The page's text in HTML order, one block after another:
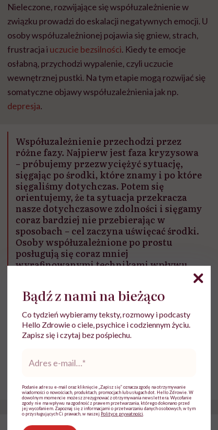
Nieleczone, rozwijające się współuzależnienie w
związku prowadzi do eskalacji negatywnych emocji. U
osoby współuzależnionej pojawia się gniew, strach,
frustracja i uczucie bezsilności. Kiedy te emocje
osłabną, przychodzi wypalenie, czyli uczucie
wewnętrznej pustki. Na tym etapie mogą rozwijać się
somatyczne objawy współuzależnienia jak np.
depresja.
Współuzależnienie przechodzi przez
różne fazy. Najpierw jest faza kryzysowa
– próbujemy przezwyciężyć sytuację,
sięgając po środki, które znamy i po które
sięgaliśmy dotychczas. Potem się
orientujemy, że ta sytuacja przekracza
nasze dotychczasowe zdolności i sięgamy
coraz bardziej nie przebierając w
sposobach – cel zaczyna uświęcać środki.
Osoby współuzależnione po prostu
posługują się coraz mniej
wyrafinowanymi technikami wpływu.
alkoholu, pieniędzy. Zwracanie uwagi,
potem używanie wulgaryzmów, aż
wreszcie zastraszenie i manipulacja. W
ten sposób osoba współuzależniona,
mimo że jest ofiarą takiej sytuacji, staje
psychoterapeutka
Bądź z nami na bieżąco
Co tydzień wybieramy teksty, rozmowy i podcasty
Hello Zdrowie o ciele, psychice i codziennym życiu.
Zapisz się i czytaj bez pośpiechu.
*
Podanie adresu e-mail oraz kliknięcie „Zapisz się” oznacza zgodę na otrzymywanie
wiadomości o nowościach, produktach, promocjach lub usługach dot. Hello Zdrowie. W
dowolnym momencie możesz zrezygnować z otrzymywania newslettera. Wycofanie
zgody nie ma wpływu na zgodność z prawem przetwarzania, którego dokonano przed
jej wycofaniem. Zapoznaj się z informacjami o przetwarzaniu danych osobowych, w tym
o przysługujących Ci prawach, w naszej Polityce prywatności